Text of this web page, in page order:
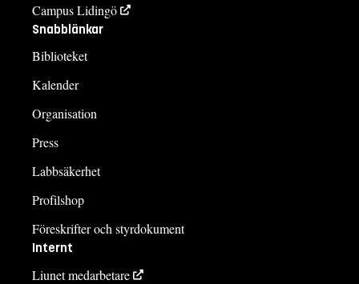
Campus Lidingö
Snabblänkar
Biblioteket
Kalender
Organisation
Press
Labbsäkerhet
Profilshop
Föreskrifter och styrdokument
Internt
Liunet medarbetare